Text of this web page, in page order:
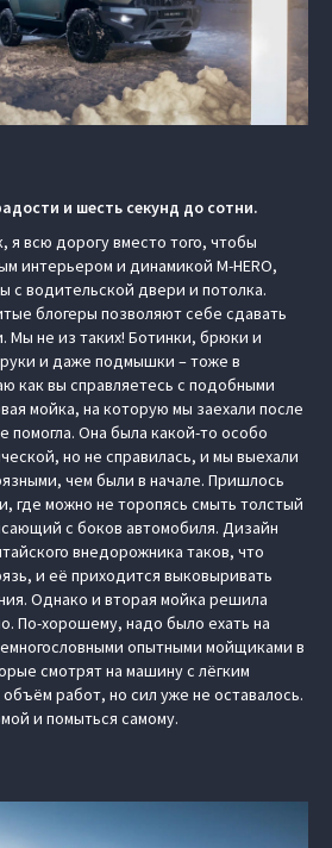
и шесть секунд до сотни.
я всю дорогу вместо того, чтобы
интерьером и динамикой M‑HERO,
с водительской двери и потолка.
блогеры позволяют себе сдавать
Мы не из таких! Ботинки, брюки и
и даже подмышки – тоже в
как вы справляетесь с подобными
мойка, на которую мы заехали после
помогла. Она была какой-то особо
но не справилась, и мы выехали
чем были в начале. Пришлось
где можно не торопясь смыть толстый
с боков автомобиля. Дизайн
внедорожника таков, что
и её приходится выковыривать
Однако и вторая мойка решила
По-хорошему, надо было ехать на
опытными мойщиками в
смотрят на машину с лёгким
работ, но сил уже не оставалось.
и помыться самому.